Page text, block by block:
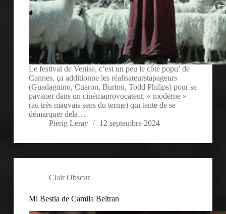
Le festival de Venise, c’est un peu le côté popu’ de
Cannes, ça additionne les réalisateurstapageurs
(Guadagnino, Cuaron, Burton, Todd Philips) pour se
pavaner dans un cinémaprovocateur, « moderne »
(au très mauvais sens du terme) qui tente de se
démarquer dela…
Pierig Leray
12 septembre 2024
Clair Obscur
Mi Bestia de Camila Beltran